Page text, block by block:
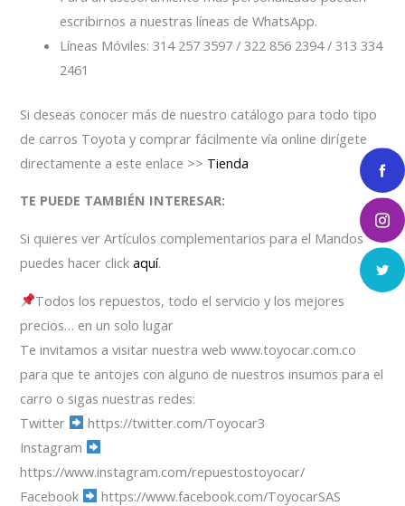
escribirnos a nuestras líneas de WhatsApp.
Líneas Móviles: 314 257 3597 / 322 856 2394 / 313 334
2461
Si deseas conocer más de nuestro catálogo para todo tipo
de carros Toyota y comprar fácilmente vía online dirígete
directamente a este enlace >> Tienda
TE PUEDE TAMBIÉN INTERESAR:
Si quieres ver Artículos complementarios para el Mandos
puedes hacer clickaquí.
Todos los repuestos, todo el servicio y los mejores
precios… en un solo lugar
Te invitamos a visitar nuestra web www.toyocar.com.co
para que te antojes con alguno de nuestros insumos para el
carro o sigas nuestras redes:
Twitter
https://twitter.com/Toyocar3
Instagram
https://www.instagram.com/repuestostoyocar/
Facebook
https://www.facebook.com/ToyocarSAS